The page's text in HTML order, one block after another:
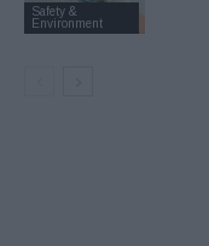
Safety &
Environment